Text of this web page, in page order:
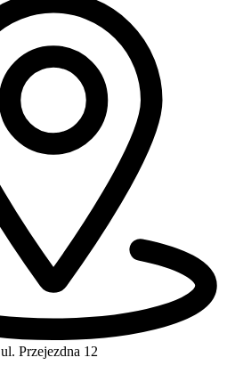
ul. Przejezdna 12